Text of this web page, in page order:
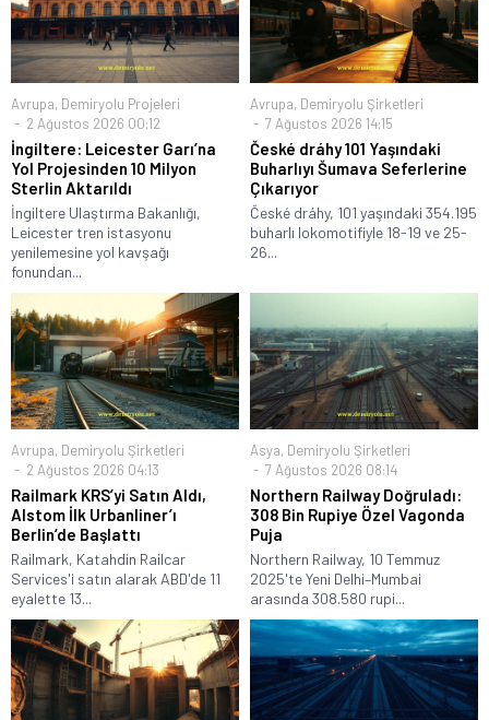
Avrupa, Demiryolu Projeleri
2 Ağustos 2026 00:12
İngiltere: Leicester Garı’na
Yol Projesinden 10 Milyon
Sterlin Aktarıldı
İngiltere Ulaştırma Bakanlığı,
Leicester tren istasyonu
yenilemesine yol kavşağı
fonundan...
Avrupa, Demiryolu Şirketleri
7 Ağustos 2026 14:15
České dráhy 101 Yaşındaki
Buharlıyı Šumava Seferlerine
Çıkarıyor
České dráhy, 101 yaşındaki 354.195
buharlı lokomotifiyle 18-19 ve 25-
26...
Avrupa, Demiryolu Şirketleri
2 Ağustos 2026 04:13
Railmark KRS’yi Satın Aldı,
Alstom İlk Urbanliner’ı
Berlin’de Başlattı
Railmark, Katahdin Railcar
Services'i satın alarak ABD'de 11
eyalette 13...
Asya, Demiryolu Şirketleri
7 Ağustos 2026 08:14
Northern Railway Doğruladı:
308 Bin Rupiye Özel Vagonda
Puja
Northern Railway, 10 Temmuz
2025'te Yeni Delhi–Mumbai
arasında 308.580 rupi...